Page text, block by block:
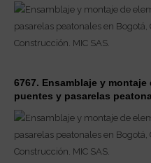
6767. Ensamblaje y
puentes y pasarelas